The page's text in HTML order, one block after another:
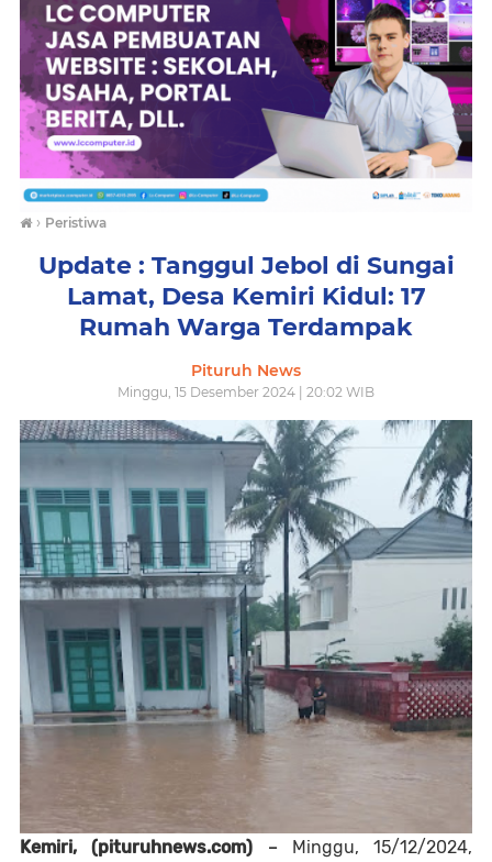
› Peristiwa
Update : Tanggul Jebol di Sungai
Lamat, Desa Kemiri Kidul: 17
Rumah Warga Terdampak
Pituruh News
Minggu, 15 Desember 2024 | 20:02 WIB
Kemiri, (pituruhnews.com) – Minggu, 15/12/2024,